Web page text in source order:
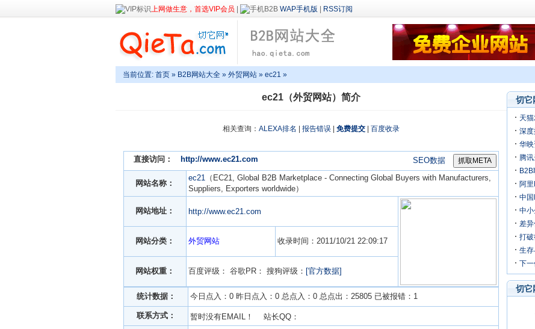
上网做生意，首选VIP会员 WAP手机版 RSS订阅
当前位置: 首页 » B2B网站大全 » 外贸网站 » ec21 »
ec21（外贸网站）简介
相关查询： ALEXA排名 报告错误 免费提交 百度收录
直接访问： http://www.ec21.com SEO数据
网站名称：
ec21 （EC21, Global B2B Marketplace - Connecting Global Buyers with Manufacturers,
Suppliers, Exporters worldwide）
网站地址： http://www.ec21.com
网站分类： 外贸网站 收录时间：2011/10/21 22:09:17
网站权重： 百度评级： 谷歌PR： 搜狗评级： [官方数据]
统计数据： 今日点入：0 昨日点入：0 总点入：0 总点出：25805 已被报错：1
联系方式：
暂时没有EMAIL！ 站长QQ：
切它
天
深
万
华
机
腾
阿
迎
中
中
差
打
生
下
切它